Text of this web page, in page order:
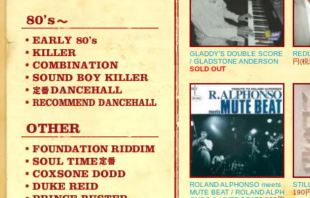
GLADDY’S DOUBLE SCORE
/ GLADSTONE ANDERSON
SOLD OUT
円(
ROLAND ALPHONSO meets
MUTE BEAT / ROLAND ALPH
190